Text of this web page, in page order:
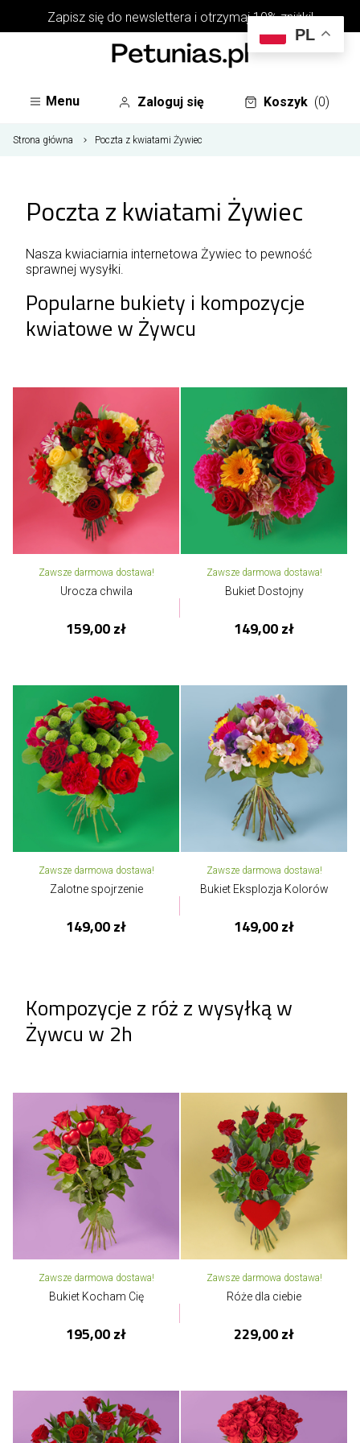
Zapisz się do newsletterai otrzymaj 10% zniżki!
Menu Zaloguj się Koszyk (0)
Strona główna Poczta z kwiatami Żywiec
Poczta z kwiatami Żywiec
Nasza kwiaciarnia internetowa Żywiec to pewność
sprawnej wysyłki.
Popularne bukiety i kompozycje
kwiatowe w Żywcu
Zawsze darmowa dostawa!
Urocza chwila
159,00 zł
Zawsze darmowa dostawa!
Bukiet Dostojny
149,00 zł
Zawsze darmowa dostawa!
Zalotne spojrzenie
149,00 zł
Zawsze darmowa dostawa!
Bukiet Eksplozja Kolorów
149,00 zł
Kompozycje z róż z wysyłką w
Żywcu w 2h
Zawsze darmowa dostawa!
Bukiet Kocham Cię
195,00 zł
Zawsze darmowa dostawa!
Róże dla ciebie
229,00 zł
PL